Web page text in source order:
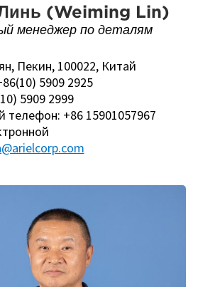
(Weiming Lin)
менеджер по деталям
Пекин, 100022, Китай
5909 2925
5909 2999
телефон: +86 15901057967